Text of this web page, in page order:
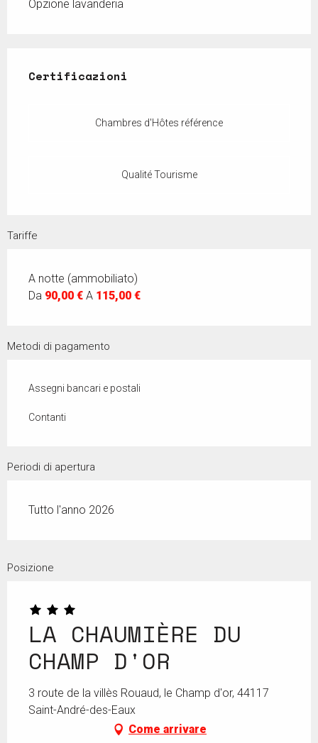
Opzione lavanderia
Certificazioni
Certificazioni
Chambres d'Hôtes référence
Qualité Tourisme
Tariffe
A notte (ammobiliato)
Da 90,00 € A 115,00 €
Metodi di pagamento
Assegni bancari e postali
Contanti
Periodi di apertura
Tutto l'anno 2026
Posizione
LA CHAUMIÈRE DU
CHAMP D'OR
3 route de la villès Rouaud, le Champ d'or, 44117
Saint-André-des-Eaux
Come arrivare